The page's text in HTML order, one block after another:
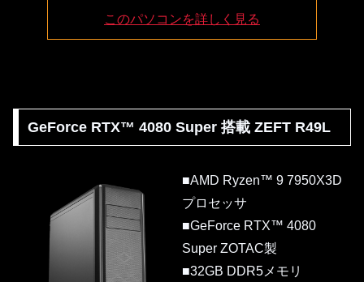
このパソコンを詳しく見る
GeForce RTX™ 4080 Super 搭載 ZEFT R49L
■AMD Ryzen™ 9 7950X3D
プロセッサ
■GeForce RTX™ 4080
Super ZOTAC製
■32GB DDR5メモリ